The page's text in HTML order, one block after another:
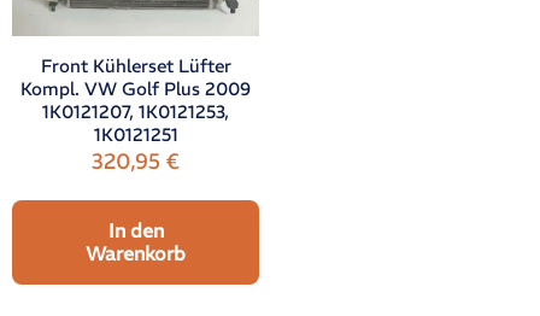
Front Kühlerset Lüfter
Kompl. VW Golf Plus 2009
1K0121207, 1K0121253,
1K0121251
320,95€
In den
Warenkorb